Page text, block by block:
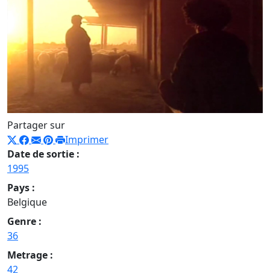
Partager sur
Imprimer
Date de sortie :
1995
Pays :
Belgique
Genre :
36
Metrage :
42